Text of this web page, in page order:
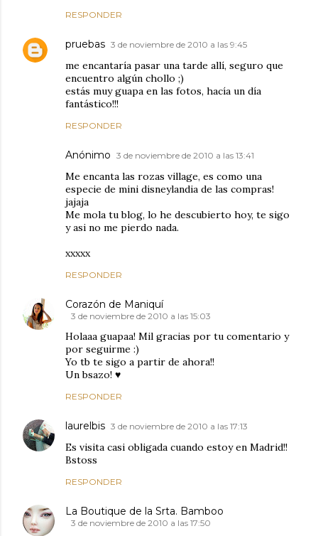
RESPONDER
pruebas 3 de noviembre de 2010 a las 9:45
me encantaría pasar una tarde allí, seguro que
encuentro algún chollo ;)
estás muy guapa en las fotos, hacía un día
fantástico!!!
RESPONDER
Anónimo 3 de noviembre de 2010 a las 13:41
Me encanta las rozas village, es como una
especie de mini disneylandia de las compras!
jajaja
Me mola tu blog, lo he descubierto hoy, te sigo
y asi no me pierdo nada.
xxxxx
RESPONDER
Corazón de Maniquí
3 de noviembre de 2010 a las 15:03
Holaaa guapaa! Mil gracias por tu comentario y
por seguirme :)
Yo tb te sigo a partir de ahora!!
Un bsazo! ♥
RESPONDER
laurelbis 3 de noviembre de 2010 a las 17:13
Es visita casi obligada cuando estoy en Madrid!!
Bstoss
RESPONDER
La Boutique de la Srta. Bamboo
3 de noviembre de 2010 a las 17:50